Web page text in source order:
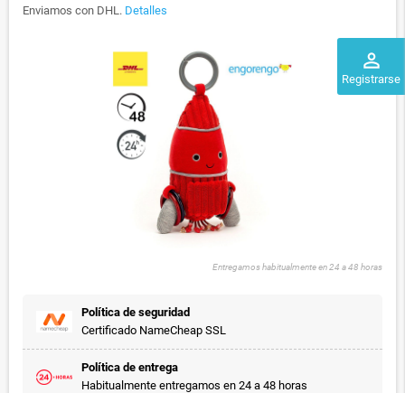
perm_identity
Registrarse
Enviamos con DHL. Detalles
Entregamos habitualmente en 24 a 48 horas
Política de seguridad
Certificado NameCheap SSL
Política de entrega
Habitualmente entregamos en 24 a 48 horas